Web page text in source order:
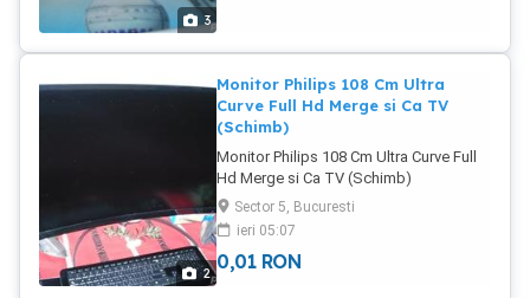
3
2
Monitor Philips 108 Cm Ultra
Curve Full Hd Merge si Ca TV
(Schimb)
Monitor Philips 108 Cm Ultra Curve Full
Hd Merge si Ca TV (Schimb)
Sector 5, Bucuresti
ieri 05:07
0,01 RON